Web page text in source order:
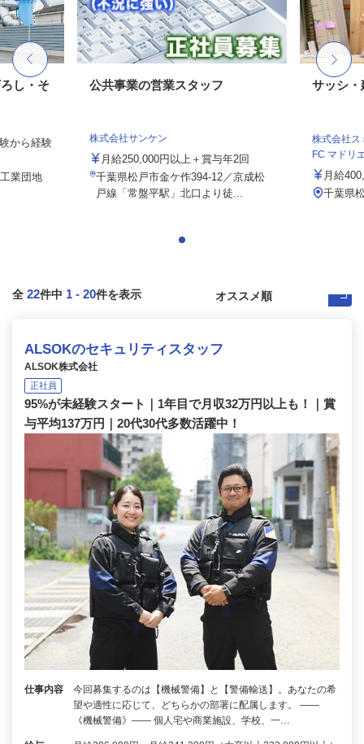
し・そ
から経験
業団地
公共事業の営業スタッフ
株式会社サンケン
月給250,000円以上＋賞与年2回
千葉県松戸市金ケ作394-12／京成松
戸線「常盤平駅」北口より徒...
サッシ・
株式会社ス
FC マドリ
月給
千葉県
全 22件中 1 - 20件を表示
ALSOKのセキュリティスタッフ
ALSOK株式会社
正社員
95%が未経験スタート｜1年目で月収32万円以上も！｜賞
与平均137万円｜20代30代多数活躍中！
仕事内容
今回募集するのは【機械警備】と【警備輸送】。あなたの希
望や適性に応じて、どちらかの部署に配属します。 ――
《機械警備》―― 個人宅や商業施設、学校、一…